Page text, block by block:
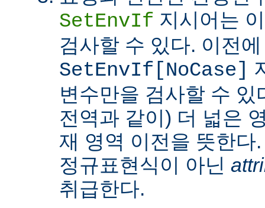
SetEnvIf 지시어는
검사할 수 있다. 이전에
SetEnvIf[NoCase]
변수만을 검사할 수 있
전역과 같이) 더 넓은
재 영역 이전을 뜻한다
정규표현식이 아닌
취급한다.